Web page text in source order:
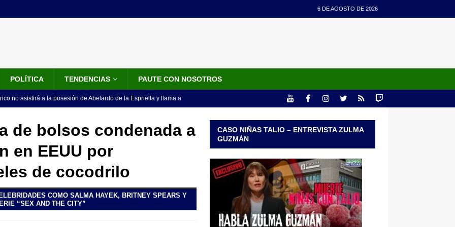
6 DE AGOSTO DE 2026
POLÍTICA TENDENCIAS PAUTE CON NOSOTROS
no asistirá a la posesión de Abelardo de la Espriella y llama a
de la banda presidencial que portará Abelardo De La
de un sastre colombiano reconocido en el mundo
vinculado al entramado empresarial
de bolsos condenada a
en EEUU por
de cocodrilo
COMO SALMA HAYEK, BRITNEY SPEARS Y
“SEX AND THE CITY”
CASO NIÑAS TALIO – ENTREVISTA ZULMA
GUZMÁN